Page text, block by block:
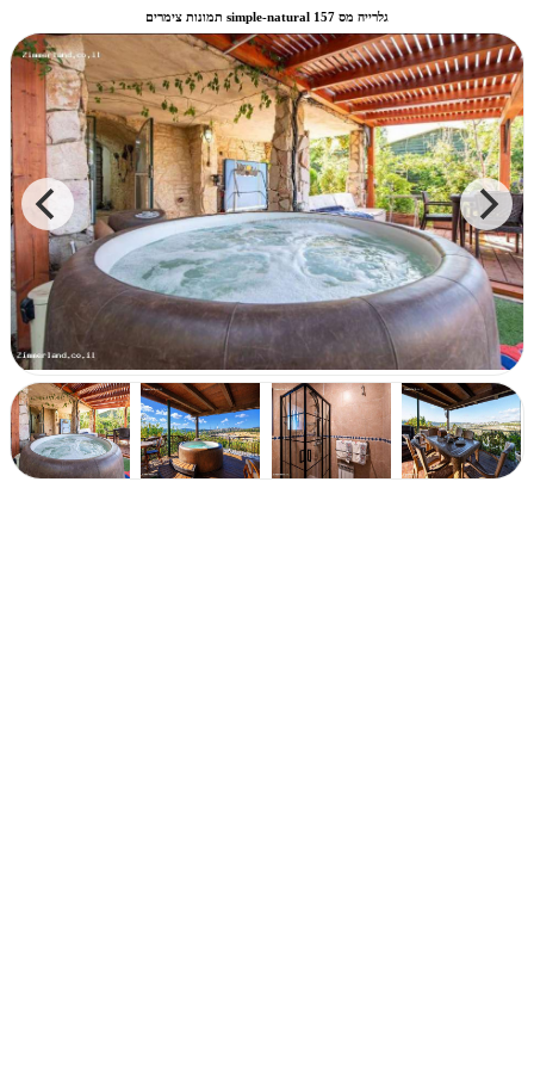
תמונות צימרים simple-natural גלרייה מס 157